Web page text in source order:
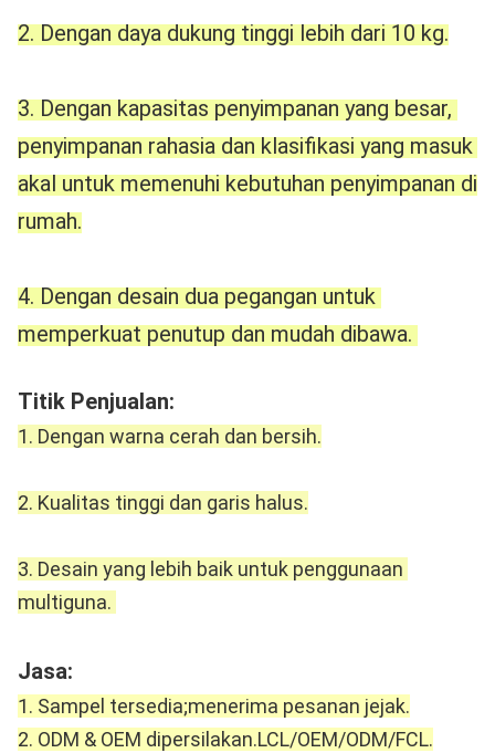
2. Dengan daya dukung tinggi lebih dari 10 kg.
3. Dengan kapasitas penyimpanan yang besar,
penyimpanan rahasia dan klasifikasi yang masuk
akal untuk memenuhi kebutuhan penyimpanan di
rumah.
4. Dengan desain dua pegangan untuk
memperkuat penutup dan mudah dibawa.
Titik Penjualan:
1. Dengan warna cerah dan bersih.
2. Kualitas tinggi dan garis halus.
3. Desain yang lebih baik untuk penggunaan
multiguna.
Jasa:
1. Sampel tersedia;menerima pesanan jejak.
2. ODM & OEM dipersilakan.LCL/OEM/ODM/FCL.